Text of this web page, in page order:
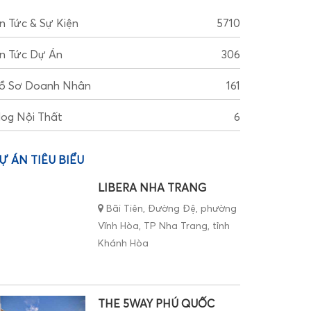
Tức & Sự Kiện 5710
Tức Dự Án 306
Sơ Doanh Nhân 161
Nội Thất 6
ÁN TIÊU BIỂU
LIBERA NHA TRANG
Bãi Tiên, Đường Đệ, phường
Vĩnh Hòa, TP Nha Trang, tỉnh
Khánh Hòa
THE 5WAY PHÚ QUỐC
đường ĐT45, Gành Dầu, TP.